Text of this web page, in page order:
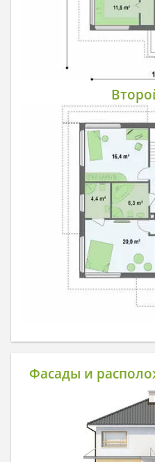
Фасады и